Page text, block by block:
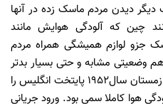
دیدن مردم ماسک زده در آنها
چین که آلودگی هوایش مانند
جزو لوازم همیشگی همراه مردم
لندن هم وضعیتی مشابه و حتی بسیار بدتر
از جایی مانند پکن امروز داشت. در زمستان سال۱۹۵۲ پایتخت انگلیس را
هوا کاملا سمی بود. ورود جریانی